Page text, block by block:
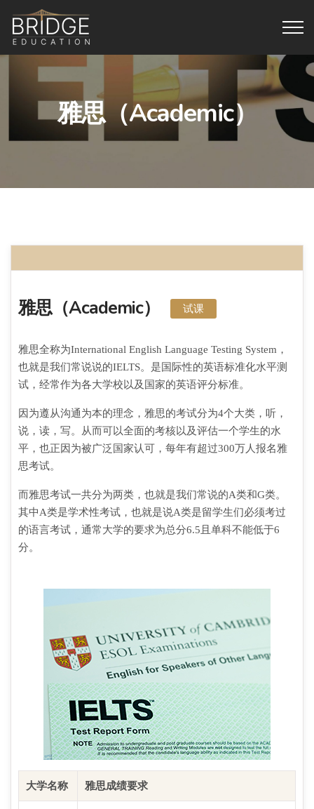
雅思（Academic）
雅思（Academic） 试课
雅思全称为International English Language Testing System，
也就是我们常说说的IELTS。是国际性的英语标准化水平测
试，经常作为各大学校以及国家的英语评分标准。
因为遵从沟通为本的理念，雅思的考试分为4个大类，听，
说，读，写。从而可以全面的考核以及评估一个学生的水
平，也正因为被广泛国家认可，每年有超过300万人报名雅
思考试。
而雅思考试一共分为两类，也就是我们常说的A类和G类。
其中A类是学术性考试，也就是说A类是留学生们必须考过
的语言考试，通常大学的要求为总分6.5且单科不能低于6
分。
大学名称 雅思成绩要求